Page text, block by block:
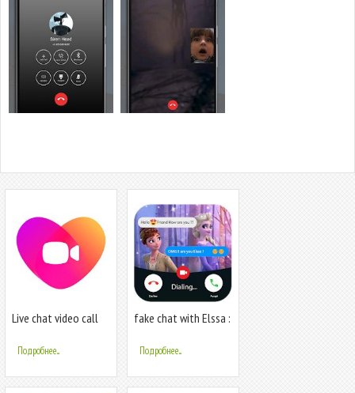
Live chat video call
Whatslive
Подробнее...
fake chat with Elssa :
Подробнее...